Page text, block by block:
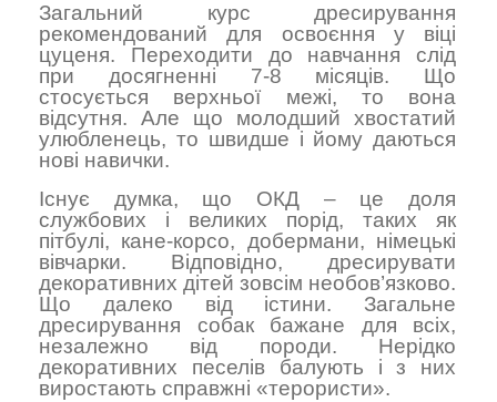
Загальний курс дресирування
рекомендований для освоєння у віці
цуценя. Переходити до навчання слід
при досягненні 7-8 місяців. Що
стосується верхньої межі, то вона
відсутня. Але що молодший хвостатий
улюбленець, то швидше і йому даються
нові навички.
Існує думка, що ОКД – це доля
службових і великих порід, таких як
пітбулі, кане-корсо, добермани, німецькі
вівчарки. Відповідно, дресирувати
декоративних дітей зовсім необов’язково.
Що далеко від істини. Загальне
дресирування собак бажане для всіх,
незалежно від породи. Нерідко
декоративних песелів балують і з них
виростають справжні «терористи».